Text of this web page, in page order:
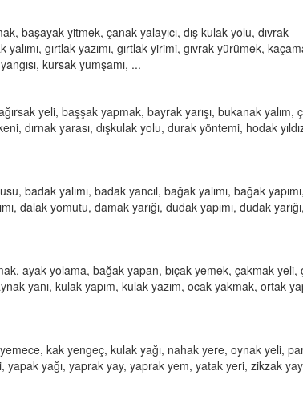
başayak yitmek, çanak yalayıcı, dış kulak yolu, dıvrak
gırtlak yazımı, gırtlak yirimi, gıvrak yürümek,
kursak yumşamı, ...
yeli, başşak yapmak, bayrak yarışı, bukanak yalım,
dırnak yarası, dışkulak yolu, durak yöntemi, hodak
badak yalımı, badak yancıl, bağak yalımı, bağak yapımı,
dalak yomutu, damak yarığı, dudak yapımı, dudak
ayak yolama, bağak yapan, bıçak yemek, çakmak yeli,
yanı, kulak yapım, kulak yazım, ocak yakmak, ortak
kak yengeç, kulak yağı, nahak yere, oynak yeli,
yağı, yaprak yay, yaprak yem, yatak yeri, zikzak yay